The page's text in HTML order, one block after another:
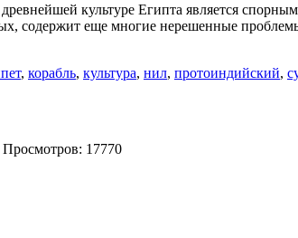
культуре Египта является
содержит еще многие нерешенные
, корабль, культура, нил, протоиндийский,
Просмотров: 17770